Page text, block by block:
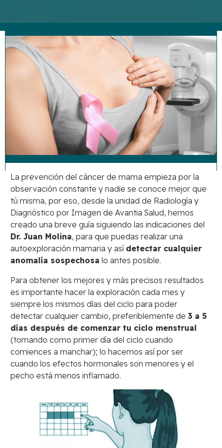
La prevención del cáncer de mama empieza por la
observación constante y nadie se conoce mejor que
tú misma, por eso, desde la unidad de Radiología y
Diagnóstico por Imagen de Avantia Salud, hemos
creado una breve guía siguiendo las indicaciones del
Dr. Juan Molina, para que puedas realizar una
autoexploración mamaria y así detectar cualquier
anomalía sospechosa lo antes posible.
Para obtener los mejores y más precisos resultados
es importante hacer la exploración cada mes y
siempre los mismos días del ciclo para poder
detectar cualquier cambio, preferiblemente de3 a 5
días después de comenzar tu ciclo menstrual
(tomando como primer día del ciclo cuando
comiences a manchar); lo hacemos así por ser
cuando los efectos hormonales son menores y el
pecho está menos inflamado.